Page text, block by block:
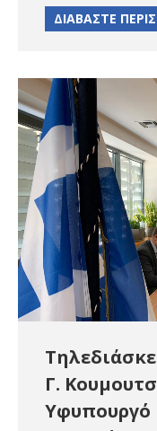
ΔΙΑΒΑΣΤΕ
Γ.
Υφυπουργό